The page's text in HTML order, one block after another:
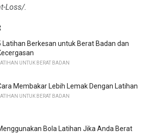
Loss/.
Latihan Berkesan untuk Berat Badan dan
UNTUK BERAT BADAN
Membakar Lebih Lemak Dengan Latihan
LATIHAN UNTUK BERAT BADAN
Bola Latihan Jika Anda Berat